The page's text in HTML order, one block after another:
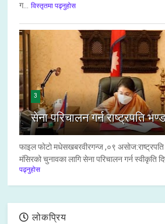
ग... विस्तृतमा पढ्नुहोस
3
सेना परिचालन गर्न राष्ट्रपति
फाइल फाेटाे मधेसखबरवीरगन्ज ,०९ असाेज:राष्ट्रपति
मंसिरको चुनावका लागि सेना परिचालन गर्न स्वीकृति
पढ्नुहोस
लोकप्रिय